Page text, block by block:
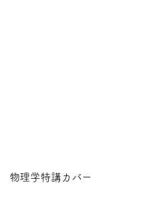
物理学特講カバー